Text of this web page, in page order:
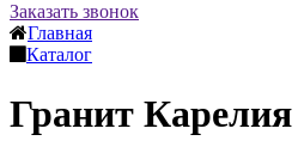
Заказать звонок
Главная
Каталог
Гранит Карелия